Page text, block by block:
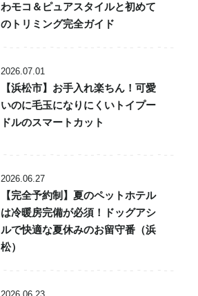
わモコ＆ピュアスタイルと初めて
のトリミング完全ガイド
2026.07.01
【浜松市】お手入れ楽ちん！可愛
いのに毛玉になりにくいトイプー
ドルのスマートカット
2026.06.27
【完全予約制】夏のペットホテル
は冷暖房完備が必須！ドッグアシ
ルで快適な夏休みのお留守番（浜
松）